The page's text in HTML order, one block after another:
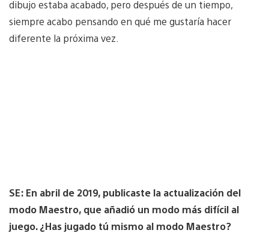
dibujo estaba acabado, pero después de un tiempo,
siempre acabo pensando en qué me gustaría hacer
diferente la próxima vez.
SE: En abril de 2019, publicaste la actualización del
modo Maestro, que añadió un modo más difícil al
juego. ¿Has jugado tú mismo al modo Maestro?